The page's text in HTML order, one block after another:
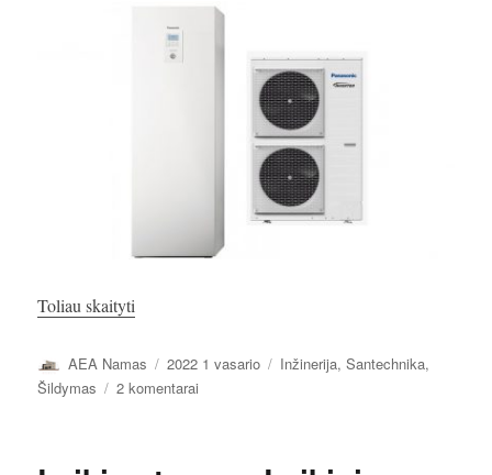
Toliau skaityti
Autorius
AEA Namas Paskelbta
2022 1 vasario Kategorijos
Inžinerija,Santechnika,
Šildymas
2 komentarai